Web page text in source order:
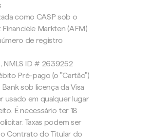
como CASP sob o
Markten (AFM)
de registro
NMLS ID # 2639252
Pré-pago (o "Cartão")
sob licença da Visa
usado em qualquer lugar
É necessário ter 18
Taxas podem ser
Contrato do Titular do